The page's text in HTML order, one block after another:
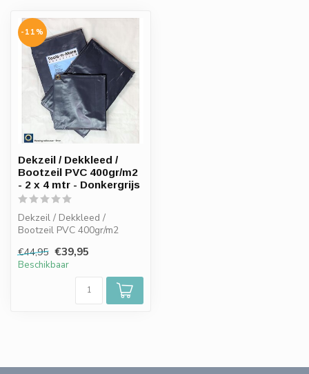
-11%
Dekzeil / Dekkleed /
Bootzeil PVC 400gr/m2
- 2 x 4 mtr - Donkergrijs
Dekzeil / Dekkleed /
Bootzeil PVC 400gr/m2
2 x 4 mtr...
€44,95 €39,95
Beschikbaar